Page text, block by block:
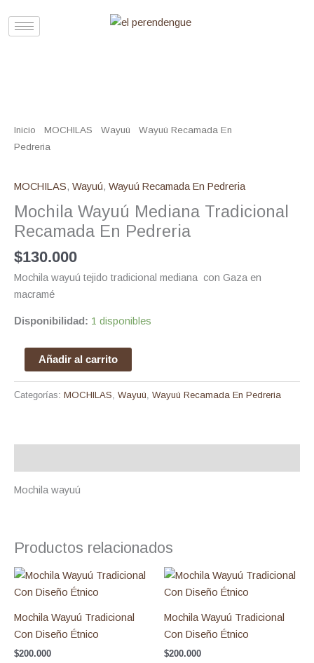
Inicio MOCHILAS Wayuú
Wayuú Recamada En
Pedreria
MOCHILAS, Wayuú, Wayuú Recamada En Pedreria
Mochila Wayuú Mediana Tradicional
Recamada En Pedreria
$130.000
Mochila wayuú tejido tradicional mediana con Gaza en
macramé
Disponibilidad: 1 disponibles
Mediana
Tradicional
Pedreria
cantidad
Añadir al carrito
Categorías: MOCHILAS, Wayuú, Wayuú Recamada En Pedreria
Mochila wayuú
Productos relacionados
Mochila Wayuú Tradicional
Con Diseño Étnico
$200.000
Mochila Wayuú Tradicional
Con Diseño Étnico
$200.000